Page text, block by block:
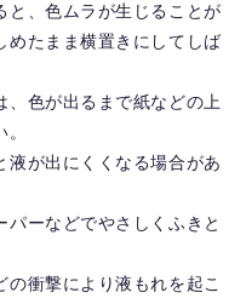
と、色ムラが生じることが
めたまま横置きにしてしば
色が出るまで紙などの上
が出にくくなる場合があ
ーなどでやさしくふきと
衝撃により液もれを起こ